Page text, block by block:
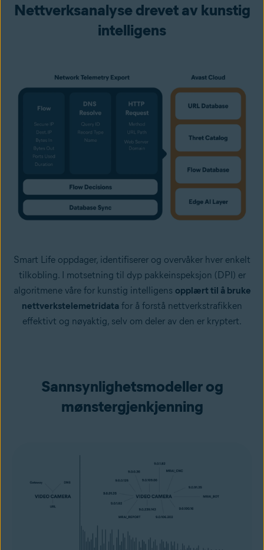
Nettverksanalyse drevet av kunstig
intelligens
Smart Life oppdager, identifiserer og overvåker hver enkelt
tilkobling. I motsetning til dyp pakkeinspeksjon (DPI) er
algoritmene våre for kunstig intelligens opplært til å bruke
nettverkstelemetridata for å forstå nettverkstrafikken
effektivt og nøyaktig, selv om deler av den er kryptert.
Sannsynlighetsmodeller og
mønstergjenkjenning